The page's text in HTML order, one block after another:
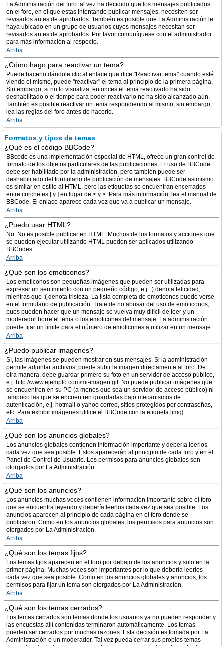
La Administración del foro tal vez ha decidido que los mensajes publicados
en el foro, en el que estas intentando publicar mensajes, necesiten ser
revisados antes de aprobarlos. También es posible que La Administración le
haya ubicado en un grupo de usuarios cuyos mensajes necesitan ser
revisados antes de aprobarlos. Por favor comuníquese con el administrador
para más información al respecto.
Arriba
¿Cómo hago para reactivar un tema?
Puede hacerlo dándole clic al enlace que dice "Reactivar tema" cuando esté
viendo el mismo, puede "reactivar" el tema al principio de la primera página.
Sin embargo, si no lo visualiza, entonces el tema reactivado ha sido
deshabilitado o el tiempo para poder reactivarlo no ha sido alcanzado aún.
También es posible reactivar un tema respondiendo al mismo, sin embargo,
lea las reglas del foro antes de hacerlo.
Arriba
Formatos y tipos de temas
¿Qué es el código BBCode?
BBcode es una implementación especial de HTML, ofrece un gran control de
formato de los objetos particulares de las publicaciones. El uso de BBCode
debe ser habilitado por la administración, pero también puede ser
deshabilitado del formulario de publicación de mensajes. BBCode asimismo
es similar en estilo al HTML, pero las etiquetas se encuentran encerrados
entre corchetes [ y ] en lugar de < y >. Para más información, lea el manual de
BBCode. El enlace aparece cada vez que va a publicar un mensaje.
Arriba
¿Puedo usar HTML?
No. No es posible publicar en HTML. Muchos de los formatos y acciones que
se pueden ejecutar utilizando HTML pueden ser aplicados utilizando
BBCodes.
Arriba
¿Qué son los emoticonos?
Los emoticonos son pequeñas imágenes que pueden ser utilizadas para
expresar un sentimiento con un pequeño código, e.j. :) denota felicidad,
mientras que :( denota tristeza. La lista completa de emoticones puede verse
en el formulario de publicación. Trate de no abusar del uso de emoticonos,
pues pueden hacer que un mensaje se vuelva muy difícil de leer y un
moderador borre el tema o los emoticones del mensaje. La administración
puede fijar un límite para el número de emoticones a utilizar en un mensaje.
Arriba
¿Puedo publicar imagenes?
Sí, las imágenes se pueden mostrar en sus mensajes. Si la administración
permite adjuntar archivos, puede subir la imagen directamente al foro. De
otra manera, debe guardar primero su foto en un servidor de acceso público,
e.j. http://www.ejemplo.com/mi-imagen.gif. No puede publicar imágenes que
se encuentren en su PC (a menos que sea un servidor de acceso público) ni
tampoco las que se encuentren guardadas bajo mecanismos de
autenticación, e.j. hotmail o yahoo correo, sitios protegidos por contraseñas,
etc. Para exhibir imágenes utilice el BBCode con la etiqueta [img].
Arriba
¿Qué son los anuncios globales?
Los anuncios globales contienen información importante y debería leerlos
cada vez que sea posible. Éstos aparecerán al principio de cada foro y en el
Panel de Control de Usuario. Los permisos para anuncios globales son
otorgados por La Administración.
Arriba
¿Qué son los anuncios?
Los anuncios muchas veces contienen información importante sobre el foro
que se encuentra leyendo y debería leerlos cada vez que sea posible. Los
anuncios aparecen al principio de cada página en el foro donde se
publicaron. Como en los anuncios globales, los permisos para anuncios son
otorgados por La Administración.
Arriba
¿Qué son los temas fijos?
Los temas fijos aparecen en el foro por debajo de los anuncios y solo en la
primer página. Muchas veces son importantes por lo que debería leerlos
cada vez que sea posible. Como en los anuncios globales y anuncios, los
permisos para fijar un tema son otorgados por La Administración.
Arriba
¿Qué son los temas cerrados?
Los temas cerrados son temas donde los usuarios ya no pueden responder y
las encuestas allí contenidas terminaron automáticamente. Los temas
pueden ser cerrados por muchas razones. Esta decisión es tomada por La
Administración o un moderador. Tal vez pueda cerrar sus propios temas